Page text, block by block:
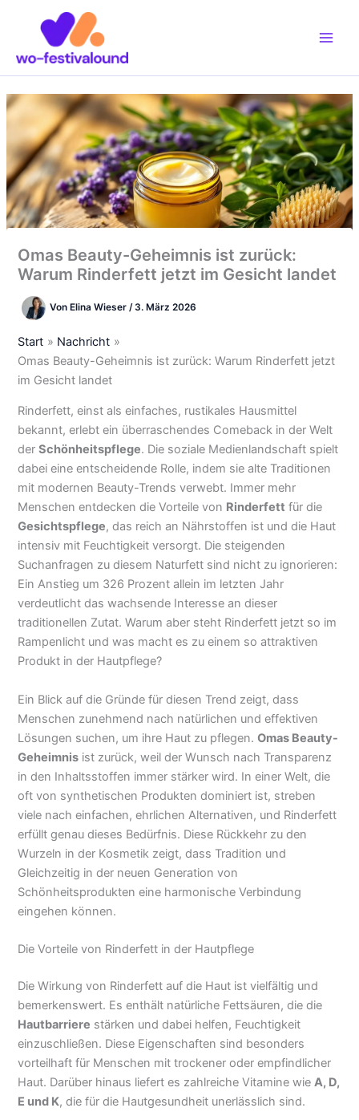
Omas Beauty-Geheimnis ist zurück:
Warum Rinderfett jetzt im Gesicht landet
Von Elina Wieser/ 3. März 2026
Start
Nachricht
Omas Beauty-Geheimnis ist zurück: Warum Rinderfett jetzt
im Gesicht landet
Rinderfett, einst als einfaches, rustikales Hausmittel
bekannt, erlebt ein überraschendes Comeback in der Welt
derSchönheitspflege. Die soziale Medienlandschaft spielt
dabei eine entscheidende Rolle, indem sie alte Traditionen
mit modernen Beauty-Trends verwebt. Immer mehr
Menschen entdecken die Vorteile von Rinderfett für die
Gesichtspflege, das reich an Nährstoffen ist und die Haut
intensiv mit Feuchtigkeit versorgt. Die steigenden
Suchanfragen zu diesem Naturfett sind nicht zu ignorieren:
Ein Anstieg um 326 Prozent allein im letzten Jahr
verdeutlicht das wachsende Interesse an dieser
traditionellen Zutat. Warum aber steht Rinderfett jetzt so im
Rampenlicht und was macht es zu einem so attraktiven
Produkt in der Hautpflege?
Ein Blick auf die Gründe für diesen Trend zeigt, dass
Menschen zunehmend nach natürlichen und effektiven
Lösungen suchen, um ihre Haut zu pflegen.Omas Beauty-
Geheimnis ist zurück, weil der Wunsch nach Transparenz
in den Inhaltsstoffen immer stärker wird. In einer Welt, die
oft von synthetischen Produkten dominiert ist, streben
viele nach einfachen, ehrlichen Alternativen, und Rinderfett
erfüllt genau dieses Bedürfnis. Diese Rückkehr zu den
Wurzeln in der Kosmetik zeigt, dass Tradition und
Gleichzeitig in der neuen Generation von
Schönheitsprodukten eine harmonische Verbindung
eingehen können.
Die Vorteile von Rinderfett in der Hautpflege
Die Wirkung von Rinderfett auf die Haut ist vielfältig und
bemerkenswert. Es enthält natürliche Fettsäuren, die die
Hautbarriere stärken und dabei helfen, Feuchtigkeit
einzuschließen. Diese Eigenschaften sind besonders
vorteilhaft für Menschen mit trockener oder empfindlicher
Haut. Darüber hinaus liefert es zahlreiche Vitamine wieA, D,
E und K, die für die Hautgesundheit unerlässlich sind.